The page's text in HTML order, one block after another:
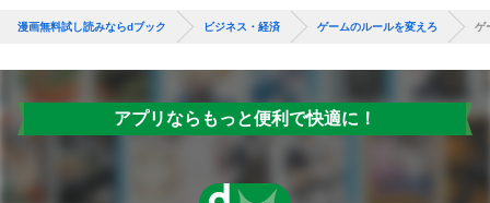
漫画無料試し読みならdブック ビジネス・経済 ゲームのルールを変えろ ゲ
アプリならもっと便利で快適に！